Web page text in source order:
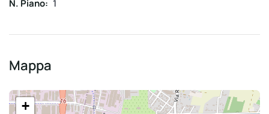
N. Piano: 1
Mappa
+